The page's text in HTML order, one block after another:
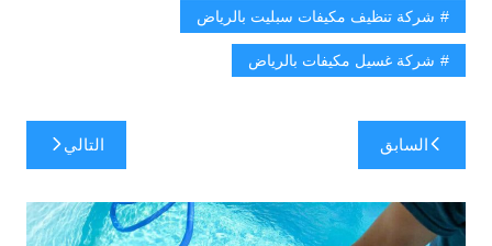
شركة تنظيف مكيفات سبليت بالرياض
شركة غسيل مكيفات بالرياض
تصفّح
المقالات
السابق التالي